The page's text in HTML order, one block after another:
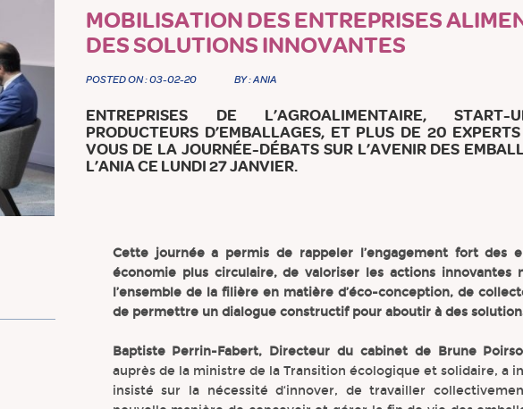
MOBILISATION DES ENTREPRISES
DES SOLUTIONS INNOVANTES
POSTED ON : 03-02-20 BY : ANIA
ENTREPRISES DE L’AGROALIMENTAIRE, START-
PRODUCTEURS D’EMBALLAGES, ET PLUS DE 20
VOUS DE LA JOURNÉE-DÉBATS SUR L’AVENIR DES
L’ANIA CE LUNDI 27 JANVIER.
Cette journée a permis de rappeler l’engagement fort des
économie plus circulaire, de valoriser les actions
l’ensemble de la filière en matière d’éco-conception, de
de permettre un dialogue constructif pour aboutir à des
Baptiste Perrin-Fabert, Directeur du cabinet de Brune
auprès de la ministre de la Transition écologique et solidaire, a
insisté sur la nécessité d‘innover, de travailler